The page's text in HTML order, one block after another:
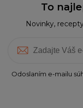
To
Novinky,
Odoslaním e-mailu